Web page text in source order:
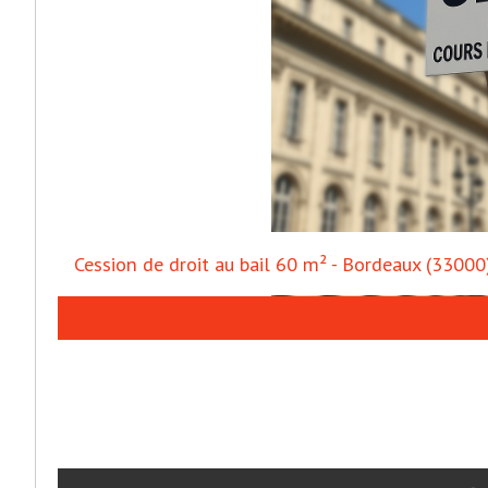
Cession de droit au bail 60 m² - Bordeaux